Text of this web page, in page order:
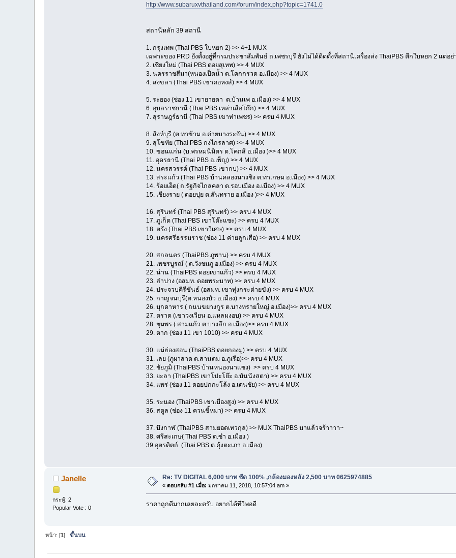
http://www.subaruxvthailand.com/forum/index.php?topic=1741.0
สถานีหลัก 39 สถานี
1. กรุงเทพ (Thai PBS ใบหยก 2) >> 4+1 MUX
เฉพาะของ PRD ยังตั้งอยู่ที่กรมประชาสัมพันธ์ ถ.เพชรบุรี ยังไม่ได้ติดตั้งที่สถานีเครื่องส่ง ThaiPBS ตึกใบหยก 2 แต่อย่
2. เชียงใหม่ (Thai PBS ดอยสุเทพ) >> 4 MUX
3. นครราชสีมา(หนองเป็ดน้ำ ต.โคกกรวด อ.เมือง) >> 4 MUX
4. สงขลา (Thai PBS เขาคอหงส์) >> 4 MUX
5. ระยอง (ช่อง 11 เขายายดา ต.บ้านเพ อ.เมือง) >> 4 MUX
6. อุบลราชธานี (Thai PBS เหล่าเสือโก๊ก) >> 4 MUX
7. สุราษฎร์ธานี (Thai PBS เขาท่าเพชร) >> ครบ 4 MUX
8. สิงห์บุรี (ต.ท่าข้าม อ.ค่ายบางระจัน) >> 4 MUX
9. สุโขทัย (Thai PBS กงไกรลาศ) >> 4 MUX
10. ขอนแก่น (บ.พรหมนิมิตร ต.โคกสี อ.เมือง )>> 4 MUX
11. อุดรธานี (Thai PBS อ.เพ็ญ) >> 4 MUX
12. นครสวรรค์ (Thai PBS เขากบ) >> 4 MUX
13. สระแก้ว (Thai PBS บ้านคลองนางชิง ต.ท่าเกษม อ.เมือง) >> 4 MUX
14. ร้อยเอ็ด( ถ.รัฐกิจไกลคลา ต.รอบเมือง อ.เมือง) >> 4 MUX
15. เชียงราย ( ดอยปุย ต.สันทราย อ.เมือง )>> 4 MUX
16. สุรินทร์ (Thai PBS สุรินทร์) >> ครบ 4 MUX
17. ภูเก็ต (Thai PBS เขาโต๊ะแซะ) >> ครบ 4 MUX
18. ตรัง (Thai PBS เขาวิเศษ) >> ครบ 4 MUX
19. นครศรีธรรมราช (ช่อง 11 ค่ายลูกเสือ) >> ครบ 4 MUX
20. สกลนคร (ThaiPBS ภูพาน) >> ครบ 4 MUX
21. เพชรบูรณ์ ( ต.วังชมภู อ.เมือง) >> ครบ 4 MUX
22. น่าน (ThaiPBS ดอยเขาแก้ว) >> ครบ 4 MUX
23. ลำปาง (อสมท. ดอยพระบาท) >> ครบ 4 MUX
24. ประจวบคีรีขันธ์ (อสมท. เขาทุ่งกระต่ายขัง) >> ครบ 4 MUX
25. กาญจนบุรี(ต.หนองบัว อ.เมือง) >> ครบ 4 MUX
26. มุกดาหาร ( ถนนขยางกูร ต.บางทรายใหญ่ อ.เมือง)>> ครบ 4 MUX
27. ตราด (เขาวงเวียน อ.แหลมงอบ) >> ครบ 4 MUX
28. ชุมพร ( สามแก้ว ต.บางลึก อ.เมือง)>> ครบ 4 MUX
29. ตาก (ช่อง 11 เขา 1010) >> ครบ 4 MUX
30. แม่ฮ่องสอน (ThaiPBS ดอยกองมู) >> ครบ 4 MUX
31. เลย (ภูผาสาด ต.สานตม อ.ภูเรือ)>> ครบ 4 MUX
32. ชัยภูมิ (ThaiPBS บ้านหนองนาแซง) >> ครบ 4 MUX
33. ยะลา (ThaiPBS เขาโปะโย๊ะ อ.บันนังสตา) >> ครบ 4 MUX
34. แพร่ (ช่อง 11 ดอยปกกะโล้ง อ.เด่นชัย) >> ครบ 4 MUX
35. ระนอง (ThaiPBS เขาเมืองสูง) >> ครบ 4 MUX
36. สตูล (ช่อง 11 ควนขี้หมา) >> ครบ 4 MUX
37. บึงกาฬ (ThaiPBS สามยอดเทวกุล) >> MUX ThaiPBS มาแล้วจร้าาาา~
38. ศรีสะเกษ( Thai PBS ต.ซำ อ.เมือง )
39.อุตรดิตถ์ (Thai PBS ต.คุ้งตะเภา อ.เมือง)
Janelle
กระทู้: 2
Popular Vote : 0
Re: TV DIGITAL 6,000 บาท ชัด 100% ,กล้องมองหลัง 2,500 บาท 0625974885
«ตอบกลับ #1 เมื่อ: มกราคม 11, 2018, 10:57:04 am »
ราคาถูกดีมากเลยละครับ อยากได้ทีวีพอดี
หน้า: [1]ขึ้นบน